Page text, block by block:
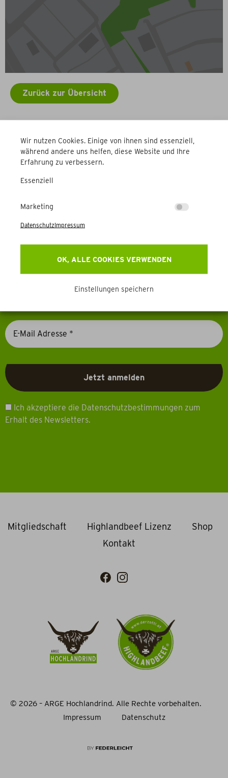
Wir nutzen Cookies. Einige von ihnen sind essenziell,
während andere uns helfen, diese Website und Ihre
Erfahrung zu verbessern.
Essenziell
Marketing
OK, ALLE COOKIES VERWENDEN
Einstellungen speichern
DatenschutzImpressum
Zurück zur Übersicht
Newsletter
Erhalten Sie Aktuelles, Events & mehr direkt in Ihr
Ich akzeptiere die Datenschutzbestimmungen zum
Erhalt des Newsletters.
Mitgliedschaft Highlandbeef Lizenz
Shop
Kontakt
© 2026 – ARGE Hochlandrind. Alle Rechte vorbehalten.
Impressum
Datenschutz